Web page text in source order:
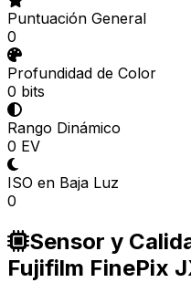
Puntuación General
0
Profundidad de Color
0 bits
Rango Dinámico
0 EV
ISO en Baja Luz
0
Sensor y
Fujifilm FinePix